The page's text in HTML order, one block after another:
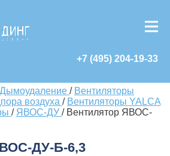
+7 (495) 204-19-33
Дымоудаление / Вентиляторы
воздуха / Вентиляторы YALCA
/ ЯВОС-ДУ / Вентилятор ЯВОС-
ДУ-Б-6,3